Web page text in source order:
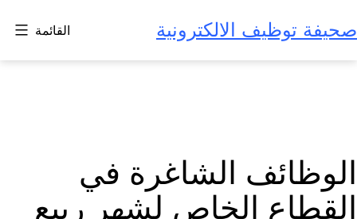
إلى
المحتوى
صحيفة توظيف الالكترونية القائمة
الوظائف الشاغرة في
القطاع الخاص لشهر ربيع